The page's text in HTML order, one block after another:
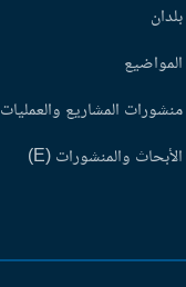
بلدان
المواضيع
منشورات المشاريع والعمليات
الأبحاث والمنشورات (E)